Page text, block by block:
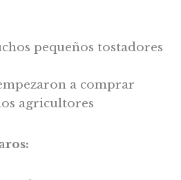
pequeños tostadores
a comprar
agricultores